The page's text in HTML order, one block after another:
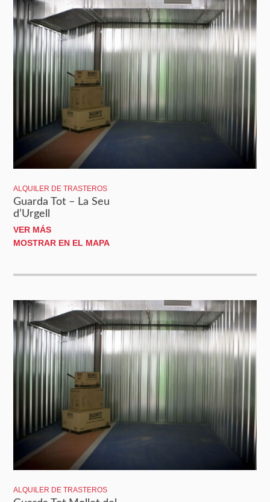
ALQUILER DE TRASTEROS
Guarda Tot – La Seu
d’Urgell
VER MÁS
MOSTRAR EN EL MAPA
ALQUILER DE TRASTEROS